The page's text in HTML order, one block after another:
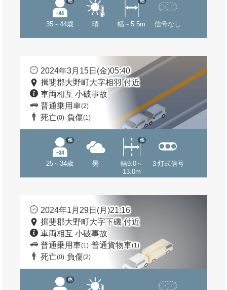
35～44歳 晴 幅～5.5m 信号なし
2024年3月15日(金)05:40
揖斐郡大野町大字相羽 付近
車両相互 小破事故
普通乗用車(2)
死亡(0) 負傷(1)
25～34歳
他
曇
幅9.0～
13.0m
他
３灯式信号
2024年1月29日(月)21:16
揖斐郡大野町大字下磯 付近
車両相互 小破事故
普通乗用車(1) 普通貨物車(1)
死亡(0) 負傷(2)
他